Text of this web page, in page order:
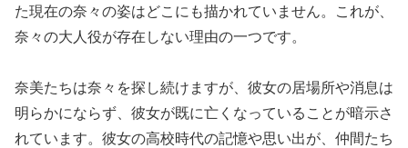
た現在の奈々の姿はどこにも描かれていません。これが、
奈々の大人役が存在しない理由の一つです。
奈美たちは奈々を探し続けますが、彼女の居場所や消息は
明らかにならず、彼女が既に亡くなっていることが暗示さ
れています。彼女の高校時代の記憶や思い出が、仲間たち